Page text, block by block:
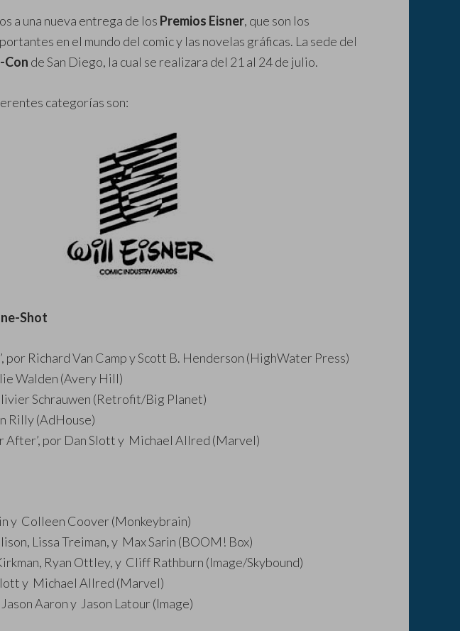
a una nueva entrega de los Premios Eisner, que son los
en el mundo del comic y las novelas gráficas. La sede del
Con de San Diego, la cual se realizara del 21 al 24 de julio.
categorías son:
Shot
por Richard Van Camp y Scott B. Henderson (HighWater Press)
Walden (Avery Hill)
Schrauwen (Retrofit/Big Planet)
Rilly (AdHouse)
After’, por Dan Slott y Michael Allred (Marvel)
y Colleen Coover (Monkeybrain)
Lissa Treiman, y Max Sarin (BOOM! Box)
Ryan Ottley, y Cliff Rathburn (Image/Skybound)
y Michael Allred (Marvel)
Aaron y Jason Latour (Image)